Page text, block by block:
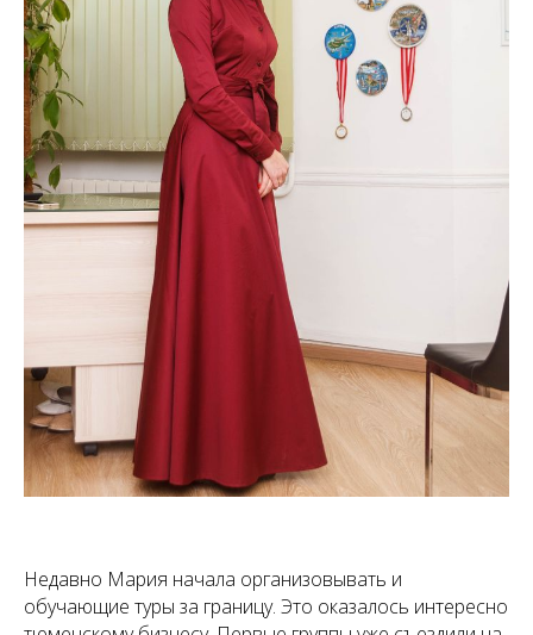
Недавно Мария начала организовывать и
обучающие туры за границу. Это оказалось интересно